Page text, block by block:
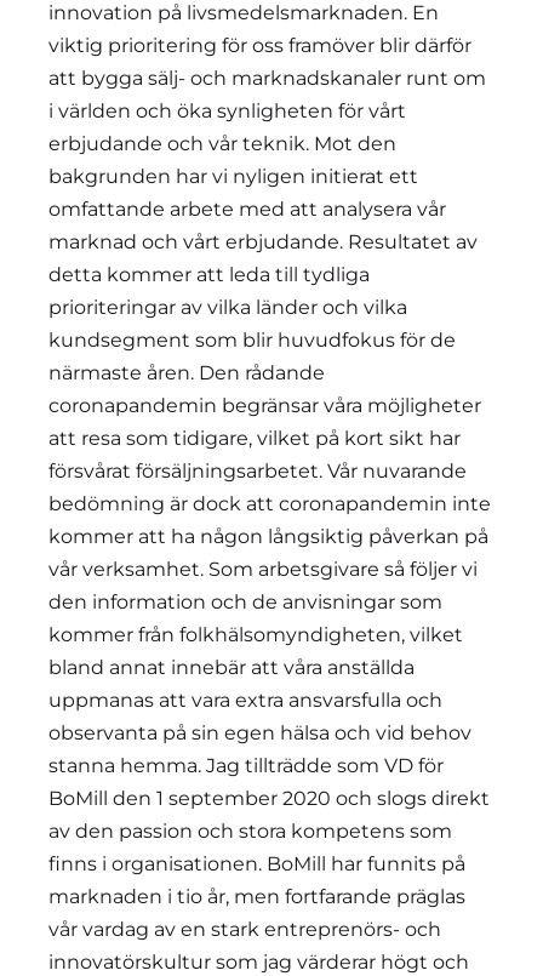
innovation på livsmedelsmarknaden. En
viktig prioritering för oss framöver blir därför
att bygga sälj- och marknadskanaler runt om
i världen och öka synligheten för vårt
erbjudande och vår teknik. Mot den
bakgrunden har vi nyligen initierat ett
omfattande arbete med att analysera vår
marknad och vårt erbjudande. Resultatet av
detta kommer att leda till tydliga
prioriteringar av vilka länder och vilka
kundsegment som blir huvudfokus för de
närmaste åren. Den rådande
coronapandemin begränsar våra möjligheter
att resa som tidigare, vilket på kort sikt har
försvårat försäljningsarbetet. Vår nuvarande
bedömning är dock att coronapandemin inte
kommer att ha någon långsiktig påverkan på
vår verksamhet. Som arbetsgivare så följer vi
den information och de anvisningar som
kommer från folkhälsomyndigheten, vilket
bland annat innebär att våra anställda
uppmanas att vara extra ansvarsfulla och
observanta på sin egen hälsa och vid behov
stanna hemma. Jag tillträdde som VD för
BoMill den 1 september 2020 och slogs direkt
av den passion och stora kompetens som
finns i organisationen. BoMill har funnits på
marknaden i tio år, men fortfarande präglas
vår vardag av en stark entreprenörs- och
innovatörskultur som jag värderar högt och